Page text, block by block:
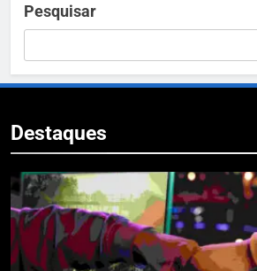
Pesquisar
Destaques